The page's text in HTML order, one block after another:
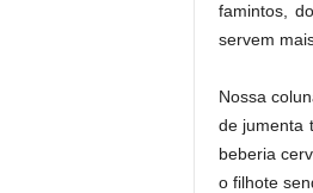
famintos,
servem
Nossa
de jumenta
beberia
o filhote